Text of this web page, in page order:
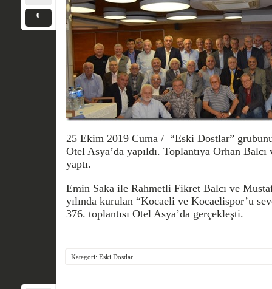
0
25 Ekim 2019 Cuma / “Eski Dostlar”
Otel Asya’da yapıldı. Toplantıya Orhan
yaptı.
Emin Saka ile Rahmetli Fikret Balcı ve
yılında kurulan “Kocaeli ve Kocaelispor’u
376. toplantısı Otel Asya’da gerçekleşti.
Kategori: Eski Dostlar